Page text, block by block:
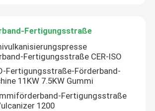
Kleinmaterial-Wiegesystem
Fertigungsstraße
Fertigungsstraße CER-ISO
Fertigungsstraße-Förderband-
11KW 7.5KW Gummi
Fertigungsstraße
1200